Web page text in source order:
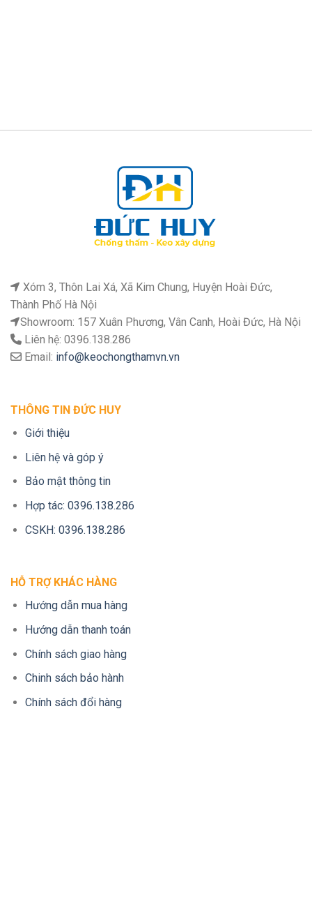
Xóm 3, Thôn Lai Xá, Xã Kim Chung, Huyện Hoài Đức,
Thành Phố Hà Nội
Showroom: 157 Xuân Phương, Vân Canh, Hoài Đức, Hà Nội
Liên hệ: 0396.138.286
Email: info@keochongthamvn.vn
THÔNG TIN ĐỨC HUY
Giới thiệu
Liên hệ và góp ý
Bảo mật thông tin
Hợp tác: 0396.138.286
CSKH: 0396.138.286
HỖ TRỢ KHÁC HÀNG
Hướng dẫn mua hàng
Hướng dẫn thanh toán
Chính sách giao hàng
Chinh sách bảo hành
Chính sách đổi hàng